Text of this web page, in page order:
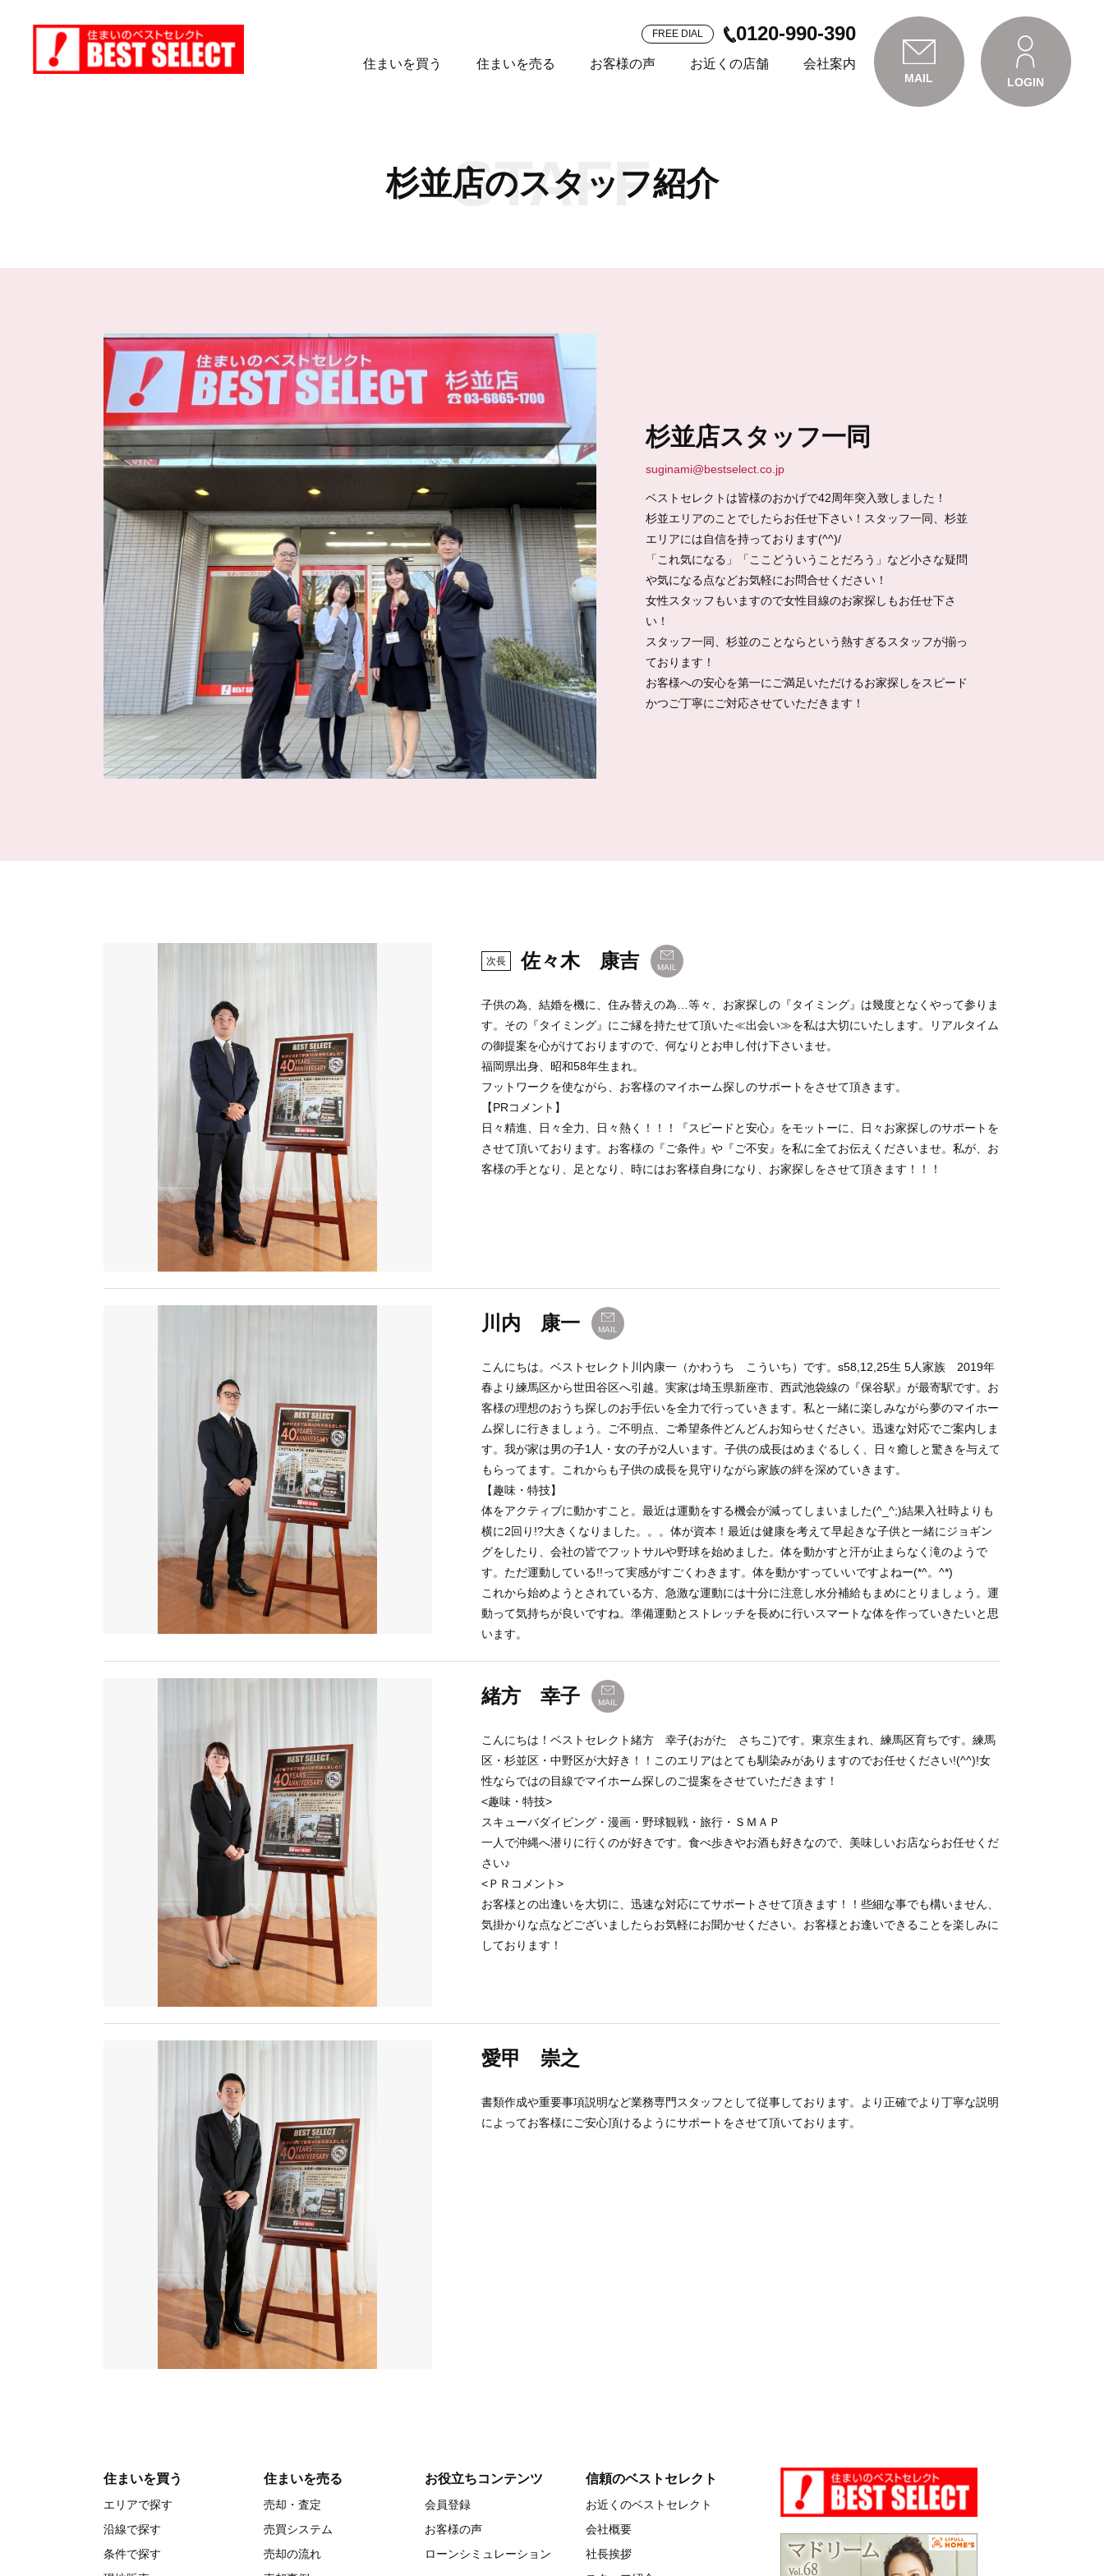
住まいを買う 住まいを売る お客様の声 お近くの店舗 会社案内
FREE DIAL 0120-990-390
MAIL LOGIN
杉並店のスタッフ紹介
STAFF
杉並店スタッフ一同
suginami@bestselect.co.jp
ベストセレクトは皆様のおかげで42周年突入致しました！
杉並エリアのことでしたらお任せ下さい！スタッフ一同、杉並
エリアには自信を持っております(^^)/
「これ気になる」「ここどういうことだろう」など小さな疑問
や気になる点などお気軽にお問合せください！
女性スタッフもいますので女性目線のお家探しもお任せ下さ
い！
スタッフ一同、杉並のことならという熱すぎるスタッフが揃っ
ております！
お客様への安心を第一にご満足いただけるお家探しをスピード
かつご丁寧にご対応させていただきます！
次長 佐々木 康吉 MAIL
子供の為、結婚を機に、住み替えの為…等々、お家探しの『タイミング』は幾度となくやって参りま
す。その『タイミング』にご縁を持たせて頂いた≪出会い≫を私は大切にいたします。リアルタイム
の御提案を心がけておりますので、何なりとお申し付け下さいませ。
福岡県出身、昭和58年生まれ。
フットワークを使ながら、お客様のマイホーム探しのサポートをさせて頂きます。
【PRコメント】
日々精進、日々全力、日々熱く！！！『スピードと安心』をモットーに、日々お家探しのサポートを
させて頂いております。お客様の『ご条件』や『ご不安』を私に全てお伝えくださいませ。私が、お
客様の手となり、足となり、時にはお客様自身になり、お家探しをさせて頂きます！！！
川内 康一 MAIL
こんにちは。ベストセレクト川内康一（かわうち こういち）です。s58,12,25生 5人家族 2019年
春より練馬区から世田谷区へ引越。実家は埼玉県新座市、西武池袋線の『保谷駅』が最寄駅です。お
客様の理想のおうち探しのお手伝いを全力で行っていきます。私と一緒に楽しみながら夢のマイホー
ム探しに行きましょう。ご不明点、ご希望条件どんどんお知らせください。迅速な対応でご案内しま
す。我が家は男の子1人・女の子が2人います。子供の成長はめまぐるしく、日々癒しと驚きを与えて
もらってます。これからも子供の成長を見守りながら家族の絆を深めていきます。
【趣味・特技】
体をアクティブに動かすこと。最近は運動をする機会が減ってしまいました(^_^;)結果入社時よりも
横に2回り!?大きくなりました。。。体が資本！最近は健康を考えて早起きな子供と一緒にジョギン
グをしたり、会社の皆でフットサルや野球を始めました。体を動かすと汗が止まらなく滝のようで
す。ただ運動している!!って実感がすごくわきます。体を動かすっていいですよねー(*^。^*)
これから始めようとされている方、急激な運動には十分に注意し水分補給もまめにとりましょう。運
動って気持ちが良いですね。準備運動とストレッチを長めに行いスマートな体を作っていきたいと思
います。
緒方 幸子 MAIL
こんにちは！ベストセレクト緒方 幸子(おがた さちこ)です。東京生まれ、練馬区育ちです。練馬
区・杉並区・中野区が大好き！！このエリアはとても馴染みがありますのでお任せください!(^^)!女
性ならではの目線でマイホーム探しのご提案をさせていただきます！
<趣味・特技>
スキューバダイビング・漫画・野球観戦・旅行・ＳＭＡＰ
一人で沖縄へ潜りに行くのが好きです。食べ歩きやお酒も好きなので、美味しいお店ならお任せくだ
さい♪
<ＰＲコメント>
お客様との出逢いを大切に、迅速な対応にてサポートさせて頂きます！！些細な事でも構いません、
気掛かりな点などございましたらお気軽にお聞かせください。お客様とお逢いできることを楽しみに
しております！
愛甲 崇之
書類作成や重要事項説明など業務専門スタッフとして従事しております。より正確でより丁寧な説明
によってお客様にご安心頂けるようにサポートをさせて頂いております。
住まいを買う
エリアで探す
沿線で探す
条件で探す
住まいを売る
売却・査定
売買システム
売却の流れ
お役立ちコンテンツ
会員登録
お客様の声
ローンシミュレーション
信頼のベストセレクト
お近くのベストセレクト
会社概要
社長挨拶